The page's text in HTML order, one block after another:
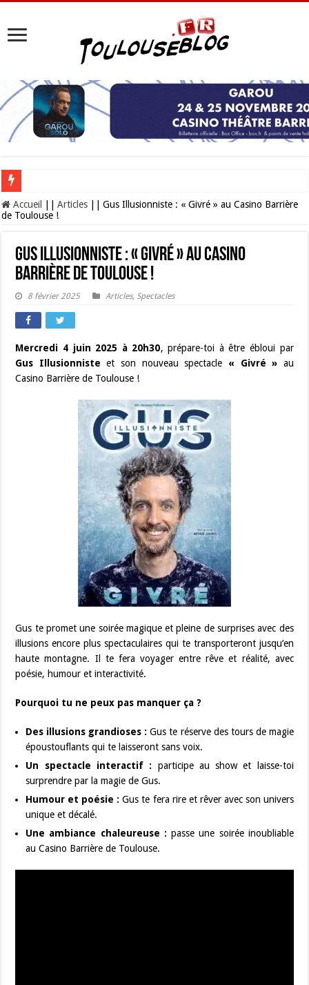
Les Nocturnes de la Cité de l’espace 2026 : l’événement incontournable de
Accueil Articles
Gus Illusionniste : « Givré » au Casino Barrière
de Toulouse !
Gus Illusionniste : « Givré » au Casino
Barrière de Toulouse !
8 février 2025 Articles, Spectacles
Mercredi 4 juin 2025 à 20h30, prépare-toi à être ébloui par
Gus Illusionniste et son nouveau spectacle « Givré » au
Casino Barrière de Toulouse !
Gus te promet une soirée magique et pleine de surprises avec des
illusions encore plus spectaculaires qui te transporteront jusqu’en
haute montagne. Il te fera voyager entre rêve et réalité, avec
poésie, humour et interactivité.
Pourquoi tu ne peux pas manquer ça ?
Des illusions grandioses : Gus te réserve des tours de magie
époustouflants qui te laisseront sans voix.
Un spectacle interactif : participe au show et laisse-toi
surprendre par la magie de Gus.
Humour et poésie : Gus te fera rire et rêver avec son univers
unique et décalé.
Une ambiance chaleureuse : passe une soirée inoubliable
au Casino Barrière de Toulouse.